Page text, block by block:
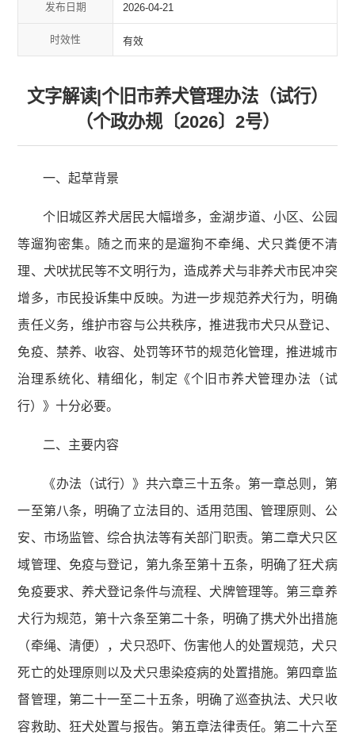
发布日期 2026-04-21
时效性 有效
文字解读|个旧市养犬管理办法（试行）
（个政办规〔2026〕2号）
一、起草背景
个旧城区养犬居民大幅增多，金湖步道、小区、公园
等遛狗密集。随之而来的是遛狗不牵绳、犬只粪便不清
理、犬吠扰民等不文明行为，造成养犬与非养犬市民冲突
增多，市民投诉集中反映。为进一步规范养犬行为，明确
责任义务，维护市容与公共秩序，推进我市犬只从登记、
免疫、禁养、收容、处罚等环节的规范化管理，推进城市
治理系统化、精细化，制定《个旧市养犬管理办法（试
行）》十分必要。
二、主要内容
《办法（试行）》共六章三十五条。第一章总则，第
一至第八条，明确了立法目的、适用范围、管理原则、公
安、市场监管、综合执法等有关部门职责。第二章犬只区
域管理、免疫与登记，第九条至第十五条，明确了狂犬病
免疫要求、养犬登记条件与流程、犬牌管理等。第三章养
犬行为规范，第十六条至第二十条，明确了携犬外出措施
（牵绳、清便），犬只恐吓、伤害他人的处置规范，犬只
死亡的处理原则以及犬只患染疫病的处置措施。第四章监
督管理，第二十一至二十五条，明确了巡查执法、犬只收
容救助、狂犬处置与报告。第五章法律责任。第二十六至